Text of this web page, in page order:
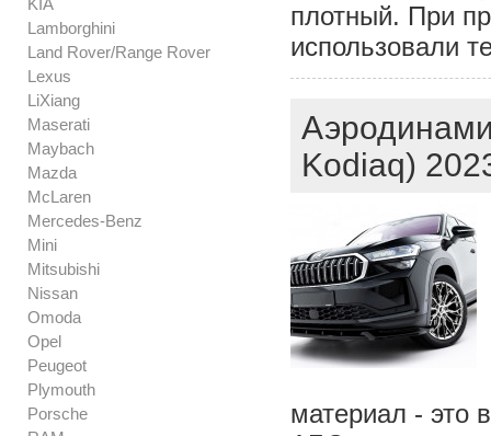
KIA
Lamborghini
Land Rover/Range Rover
Lexus
LiXiang
Maserati
Maybach
Mazda
McLaren
Mercedes-Benz
Mini
Mitsubishi
Nissan
Omoda
Opel
Peugeot
Plymouth
Porsche
плотный. При
использовали
Kodiaq)
материал - это